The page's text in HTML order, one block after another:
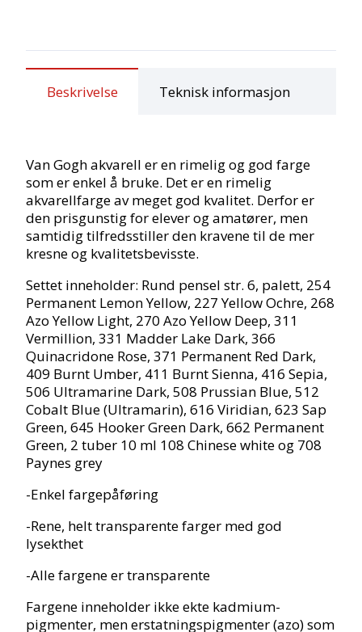
half
antall
Beskrivelse Teknisk informasjon
Van Gogh akvarell er en rimelig og god farge
som er enkel å bruke. Det er en rimelig
akvarellfarge av meget god kvalitet. Derfor er
den prisgunstig for elever og amatører, men
samtidig tilfredsstiller den kravene til de mer
kresne og kvalitetsbevisste.
Settet inneholder: Rund pensel str. 6, palett, 254
Permanent Lemon Yellow, 227 Yellow Ochre, 268
Azo Yellow Light, 270 Azo Yellow Deep, 311
Vermillion, 331 Madder Lake Dark, 366
Quinacridone Rose, 371 Permanent Red Dark,
409 Burnt Umber, 411 Burnt Sienna, 416 Sepia,
506 Ultramarine Dark, 508 Prussian Blue, 512
Cobalt Blue (Ultramarin), 616 Viridian, 623 Sap
Green, 645 Hooker Green Dark, 662 Permanent
Green, 2 tuber 10 ml 108 Chinese white og 708
Paynes grey
-Enkel fargepåføring
-Rene, helt transparente farger med god
lysekthet
-Alle fargene er transparente
Fargene inneholder ikke ekte kadmium-
pigmenter, men erstatningspigmenter (azo) som